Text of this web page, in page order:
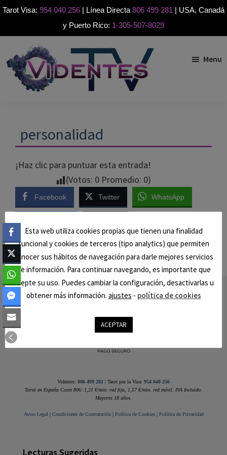
Tarot Visa: 954 040 256 | Línea Directa 806 499 281 | USA, Canadá
y Puerto Rico: 1-305-507-8029
to
primary
navigation
to
main
content
to
footer
teléfono
Menu
personalidad
¡Haz clic para puntuar esta entrada!
(Votos: 0 Promedio: 0)
Facebook Twitter WhatsApp
Footer
Videntes: 806 499 281 | Tarot por la Visa: 954 040 256
Tarot en España Coste 806: 1,21 €/min. red fija, 1,57 €/min. red móvil. IVA Incluído.
Mayores 18 años.
Aviso Legal | Condiciones de Contratación| Política de Cookies| Política de Privacidad
Lecturas Sugeridas
Esta web utiliza cookies propias que tienen una finalidad
funcional y cookies de terceros (tipo analytics) que permiten
conocer sus hábitos de navegación para darle mejores servicios
de información. Para continuar navegando, es importante que
acepte su uso. Puedes cambiar la configuración, desactivarlas u
obtener más información. ajustes - política de cookies
ACEPTAR